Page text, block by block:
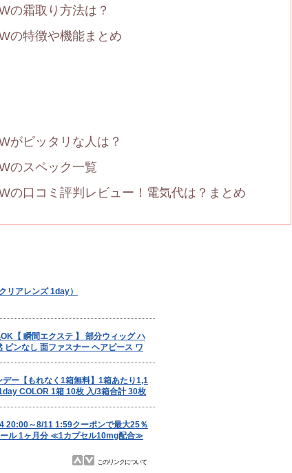
の霜取り方法は？
の特徴や機能まとめ
がピッタリな人は？
のスペック一覧
の口コミ評判レビュー！電気代は？まとめ